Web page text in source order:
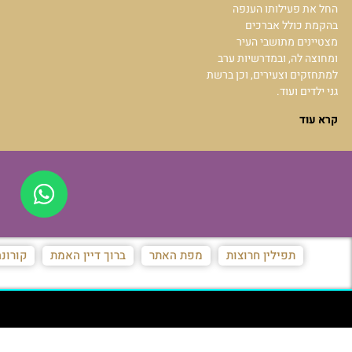
החל את פעילותו הענפה
בהקמת כולל אברכים
מצטיינים מתושבי העיר
ומחוצה לה, ובמדרשיות ערב
למתחזקים וצעירים, וכן ברשת
גני ילדים ועוד.
קרא עוד
תפילין חרוצות מפת האתר ברוך דיין האמת